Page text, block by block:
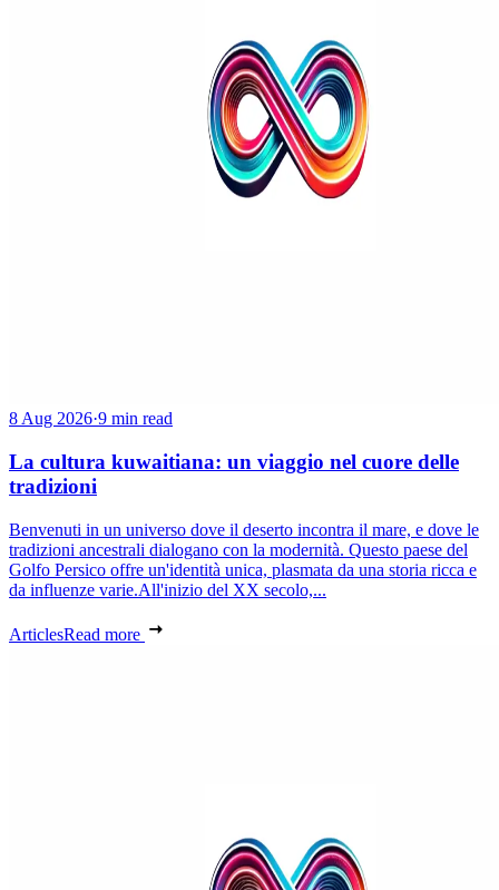
8 Aug 2026·9 min read
La cultura kuwaitiana: un viaggio nel cuore delle
tradizioni
Benvenuti in un universo dove il deserto incontra il mare, e dove le
tradizioni ancestrali dialogano con la modernità. Questo paese del
Golfo Persico offre un'identità unica, plasmata da una storia ricca e
da influenze varie.All'inizio del XX secolo,...
ArticlesRead more